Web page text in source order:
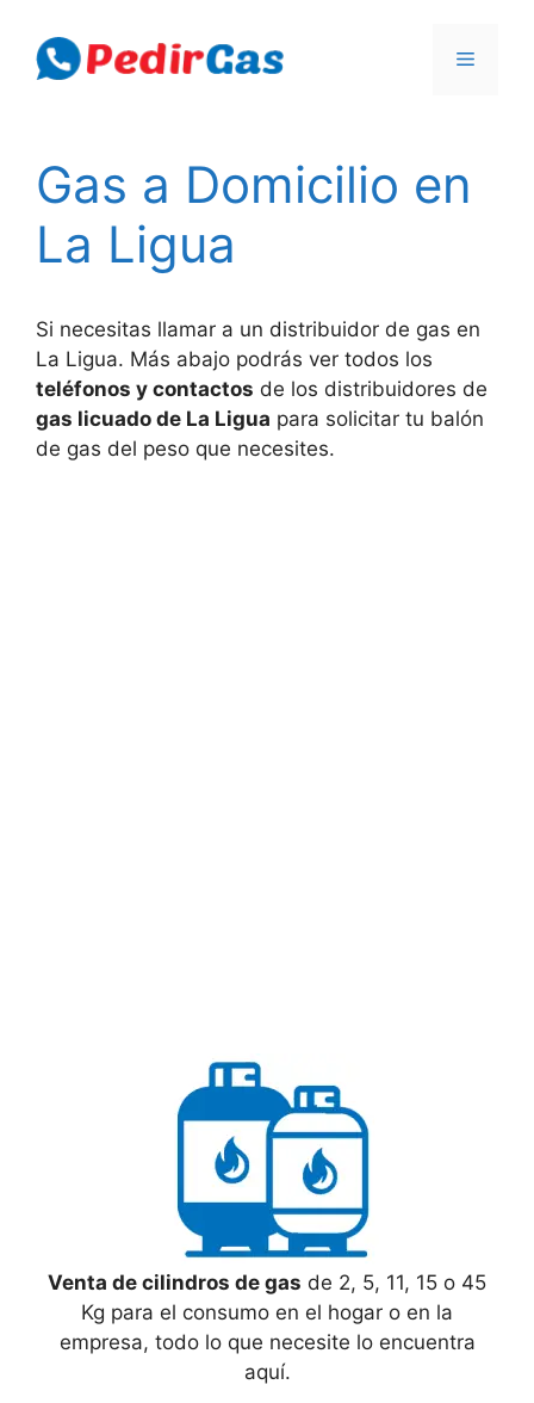
content
Menu
Gas a Domicilio en
La Ligua
Si necesitas llamar a un distribuidor de gas en
La Ligua. Más abajo podrás ver todos los
teléfonos y contactos de los distribuidores de
gas licuado de La Ligua para solicitar tu balón
de gas del peso que necesites.
Venta de cilindros de gas de 2, 5, 11, 15 o 45
Kg para el consumo en el hogar o en la
empresa, todo lo que necesite lo encuentra
aquí.